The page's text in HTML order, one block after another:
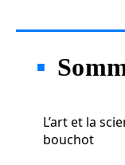
L’art et la
bouchot